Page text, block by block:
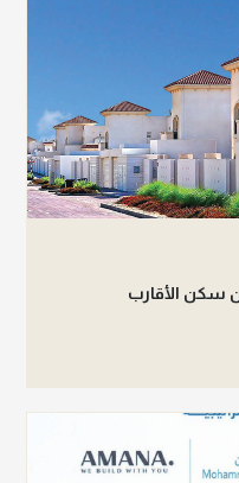
سكن الأقارب